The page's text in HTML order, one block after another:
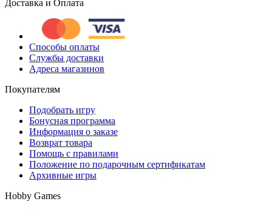
Доставка и Оплата
Способы оплаты
Службы доставки
Адреса магазинов
Покупателям
Подобрать игру
Бонусная программа
Информация о заказе
Возврат товара
Помощь с правилами
Положение по подарочным сертификатам
Архивные игры
Hobby Games